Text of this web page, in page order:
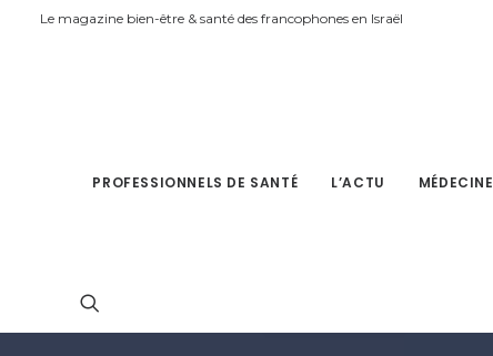
Le magazine bien-être & santé des francophones en Israël
PROFESSIONNELS DE SANTÉ L’ACTU MÉDECINE